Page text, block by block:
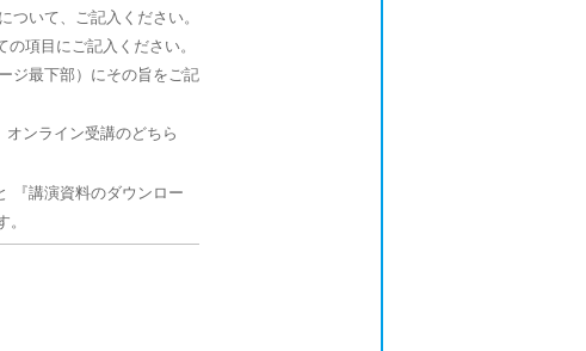
ついて、ご記入ください。
項目にご記入ください。
ジ最下部）にその旨をご記
ンライン受講のどちら
『講演資料のダウンロー